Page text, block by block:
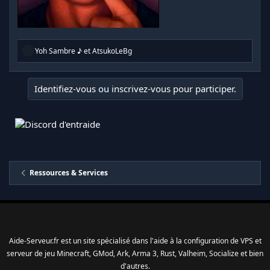
R
a
c
t
i
s
Yoh Sambre ♪etAtsukoLeBg
Identifiez-vous ou inscrivez-vous pour participer.
Ressources & Services
Aide-Serveur.fr est un site spécialisé dans l'aide à la configuration de VPS et
serveur de jeu Minecraft, GMod, Ark, Arma 3, Rust, Valheim, Socialize et bien
d'autres.